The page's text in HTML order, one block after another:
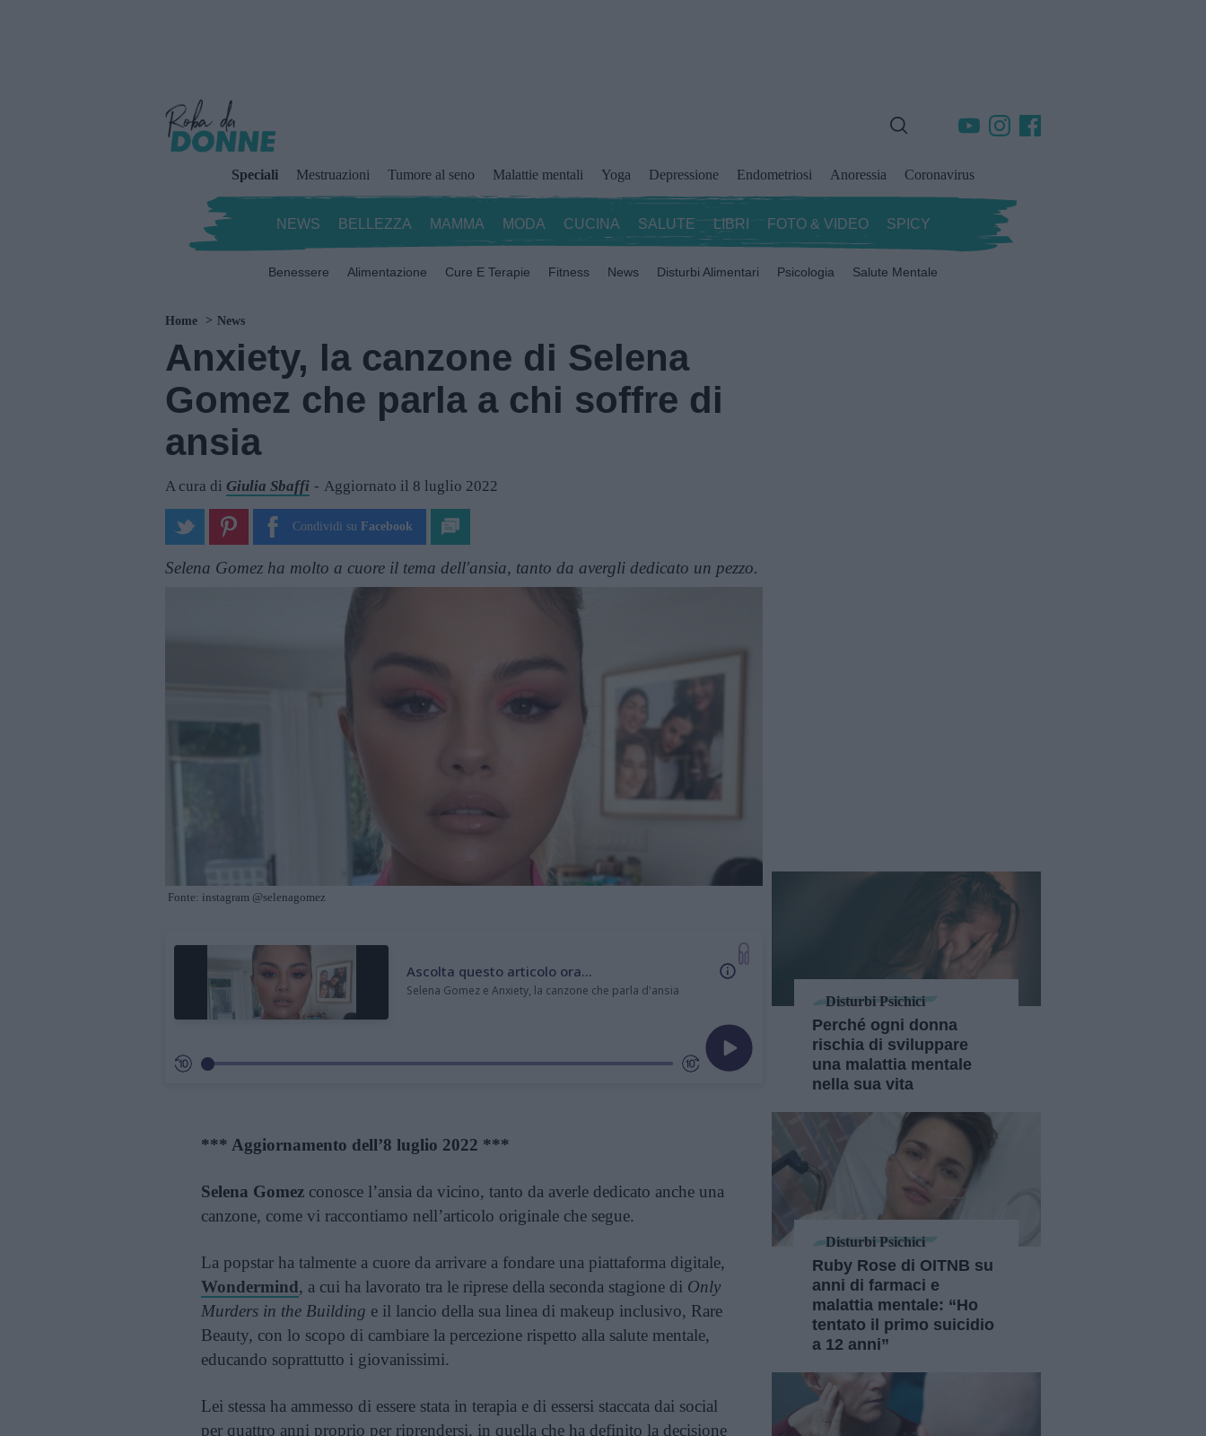
Speciali Mestruazioni Tumore al seno Malattie mentali Yoga Depressione Endometriosi Anoressia Coronavirus
NEWS BELLEZZA MAMMA MODA CUCINA SALUTE LIBRI FOTO & VIDEO SPICY
Benessere Alimentazione Cure E Terapie Fitness News Disturbi Alimentari Psicologia Salute Mentale
Home News
Anxiety, la canzone di Selena
Gomez che parla a chi soffre di
ansia
A cura di Giulia Sbaffi Aggiornato il 8 luglio 2022
Condividi su Facebook
Selena Gomez ha molto a cuore il tema dell'ansia, tanto da avergli dedicato un pezzo.
Fonte: instagram @selenagomez
Ascolta questo articolo ora...
Selena Gomez e Anxiety, la canzone che parla d'ansia
*** Aggiornamento dell’8 luglio 2022 ***
Selena Gomez conosce l’ansia da vicino, tanto da averle dedicato anche una
canzone, come vi raccontiamo nell’articolo originale che segue.
La popstar ha talmente a cuore da arrivare a fondare una piattaforma digitale,
Wondermind, a cui ha lavorato tra le riprese della seconda stagione di Only
Murders in the Building e il lancio della sua linea di makeup inclusivo, Rare
Beauty, con lo scopo di cambiare la percezione rispetto alla salute mentale,
educando soprattutto i giovanissimi.
Lei stessa ha ammesso di essere stata in terapia e di essersi staccata dai social
per quattro anni proprio per riprendersi, in quella che ha definito la decisione
Disturbi Psichici
Perché ogni donna
rischia di sviluppare
una malattia mentale
nella sua vita
Disturbi Psichici
Ruby Rose di OITNB su
anni di farmaci e
malattia mentale: “Ho
tentato il primo suicidio
a 12 anni”